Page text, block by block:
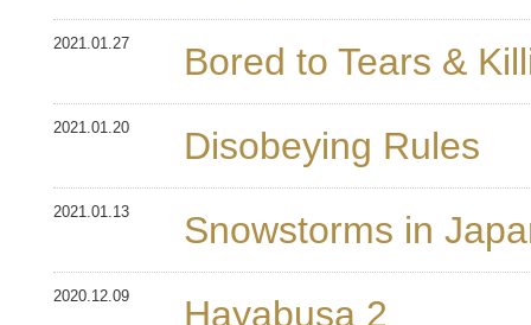
2021.01.27 Bored to Tears &
2021.01.20 Disobeying Rules
2021.01.13 Snowstorms in
2020.12.09 Hayabusa 2